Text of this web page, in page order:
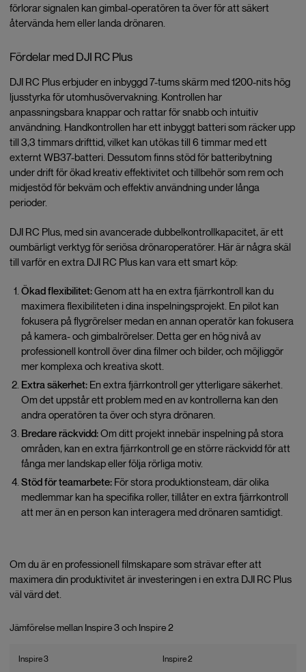
förlorar signalen kan gimbal-operatören ta över för att säkert
återvända hem eller landa drönaren.
Fördelar med DJI RC Plus
DJI RC Plus erbjuder en inbyggd 7-tums skärm med 1200-nits hög
ljusstyrka för utomhusövervakning. Kontrollen har
anpassningsbara knappar och rattar för snabb och intuitiv
användning. Handkontrollen har ett inbyggt batteri som räcker upp
till 3,3 timmars drifttid, vilket kan utökas till 6 timmar med ett
externt WB37-batteri. Dessutom finns stöd för batteribytning
under drift för ökad kreativ effektivitet och tillbehör som rem och
midjestöd för bekväm och effektiv användning under långa
perioder.
DJI RC Plus, med sin avancerade dubbelkontrollkapacitet, är ett
oumbärligt verktyg för seriösa drönaroperatörer. Här är några skäl
till varför en extra DJI RC Plus kan vara ett smart köp:
Ökad flexibilitet:Genom att ha en extra fjärrkontroll kan du
maximera flexibiliteten i dina inspelningsprojekt. En pilot kan
fokusera på flygrörelser medan en annan operatör kan fokusera
på kamera- och gimbalrörelser. Detta ger en hög nivå av
professionell kontroll över dina filmer och bilder, och möjliggör
mer komplexa och kreativa skott.
Extra säkerhet: En extra fjärrkontroll ger ytterligare säkerhet.
Om det uppstår ett problem med en av kontrollerna kan den
andra operatören ta över och styra drönaren.
Bredare räckvidd:Om ditt projekt innebär inspelning på stora
områden, kan en extra fjärrkontroll ge en större räckvidd för att
fånga mer landskap eller följa rörliga motiv.
Stöd för teamarbete: För stora produktionsteam, där olika
medlemmar kan ha specifika roller, tillåter en extra fjärrkontroll
att mer än en person kan interagera med drönaren samtidigt.
Om du är en professionell filmskapare som strävar efter att
maximera din produktivitet är investeringen i en extra DJI RC Plus
väl värd det.
Jämförelse mellan Inspire 3 och Inspire 2
Inspire 3 Inspire 2